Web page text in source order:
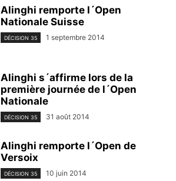
Alinghi remporte l´Open
Nationale Suisse
DÉCISION 35 1 septembre 2014
Alinghi s´affirme lors de la
première journée de l´Open
Nationale
DÉCISION 35 31 août 2014
Alinghi remporte l´Open de
Versoix
DÉCISION 35 10 juin 2014